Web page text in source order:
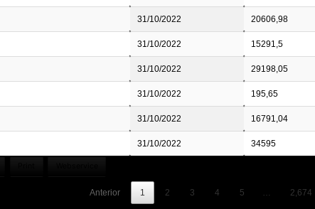
31/10/2022 20606,98
31/10/2022 15291,5
31/10/2022 29198,05
31/10/2022 195,65
31/10/2022 16791,04
31/10/2022 34595
Anterior 1 2 3 4 5 … 2,674